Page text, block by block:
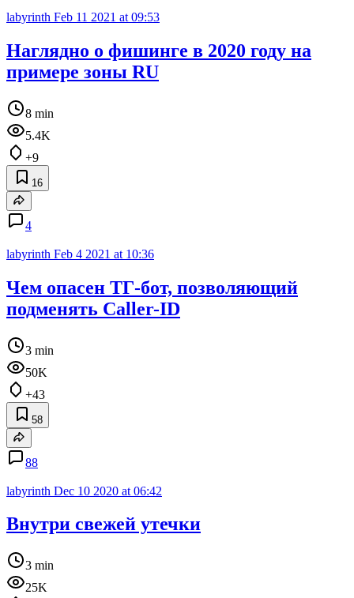
labyrinth Feb 11 2021 at 09:53
Наглядно о фишинге в 2020 году на
примере зоны RU
8 min
5.4K
+9
16
4
labyrinth Feb 4 2021 at 10:36
Чем опасен ТГ-бот, позволяющий
подменять Caller-ID
3 min
50K
+43
58
88
labyrinth Dec 10 2020 at 06:42
Внутри свежей утечки
3 min
25K